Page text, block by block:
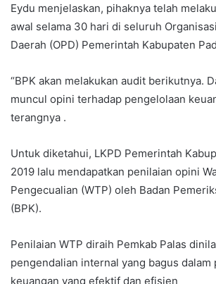
Eydu menjelaskan, pihaknya telah
awal selama 30 hari di seluruh
Daerah (OPD) Pemerintah Kabupaten
“BPK akan melakukan audit berikutnya.
muncul opini terhadap pengelolaan
terangnya .
Untuk diketahui, LKPD Pemerintah
2019 lalu mendapatkan penilaian opini
Pengecualian (WTP) oleh Badan
(BPK).
Penilaian WTP diraih Pemkab Palas
pengendalian internal yang bagus dalam
keuangan yang efektif dan efisien